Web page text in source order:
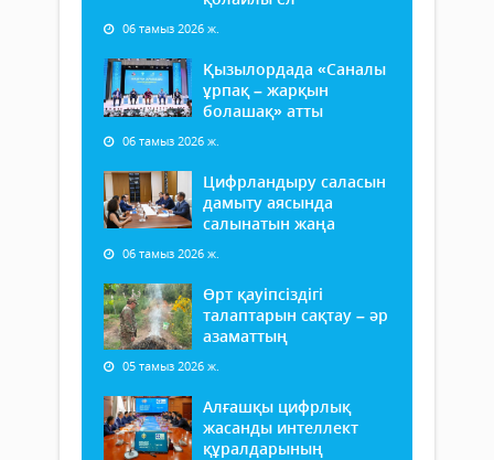
06 тамыз 2026 ж.
Қызылордада «Саналы
ұрпақ – жарқын
болашақ» атты
06 тамыз 2026 ж.
Цифрландыру саласын
дамыту аясында
салынатын жаңа
06 тамыз 2026 ж.
Өрт қауіпсіздігі
талаптарын сақтау – әр
азаматтың
05 тамыз 2026 ж.
Алғашқы цифрлық
жасанды интеллект
құралдарының